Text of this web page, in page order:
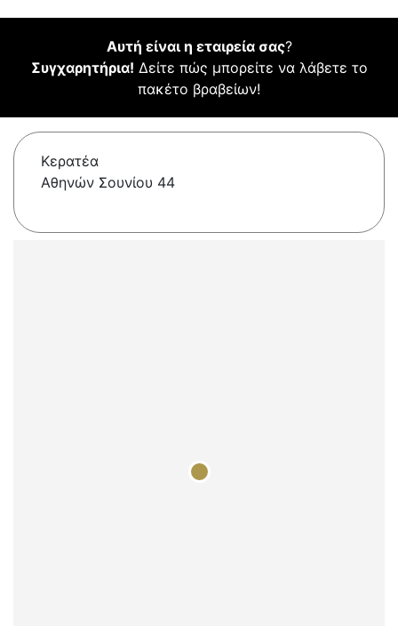
Αυτή είναι η εταιρεία σας?
Συγχαρητήρια! Δείτε πώς μπορείτε να λάβετε το
πακέτο βραβείων!
Κερατέα
Αθηνών Σουνίου 44